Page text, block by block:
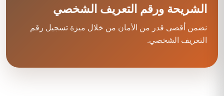
الشريحة ورقم التعريف الشخصي
نضمن أقصى قدر من الأمان من خلال ميزة تسجيل رقم
التعريف الشخصي.